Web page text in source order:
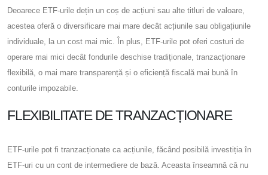
Deoarece ETF-urile dețin un coș de acțiuni sau alte titluri de valoare,
acestea oferă o diversificare mai mare decât acțiunile sau obligațiunile
individuale, la un cost mai mic. În plus, ETF-urile pot oferi costuri de
operare mai mici decât fondurile deschise tradiționale, tranzacționare
flexibilă, o mai mare transparență și o eficiență fiscală mai bună în
conturile impozabile.
FLEXIBILITATE DE TRANZACȚIONARE
ETF-urile pot fi tranzacționate ca acțiunile, făcând posibilă investiția în
ETF-uri cu un cont de intermediere de bază. Aceasta înseamnă că nu